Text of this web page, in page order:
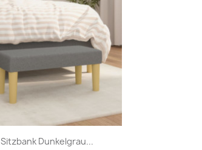
Sitzbank Dunkelgrau...
Vorschau